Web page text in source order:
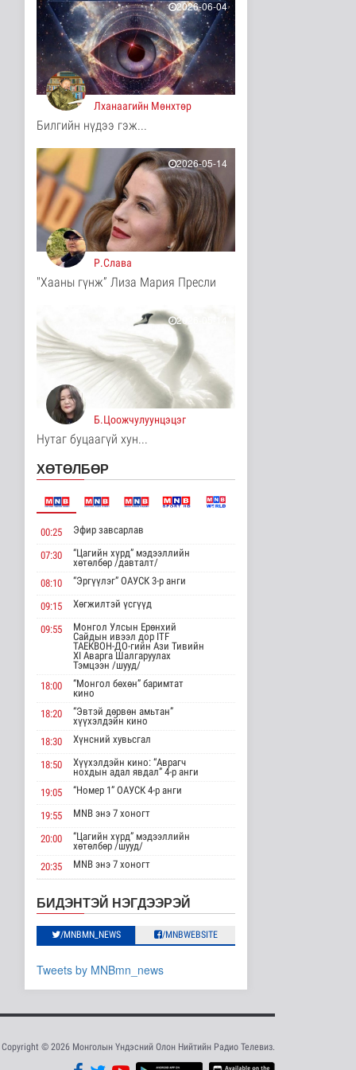
7 цаг 41 минутын өмнө
ЦАГ АГААР:
Улаанбаатарт шөнөдөө
17 хэм дулаан
Байгаль орчин
7 цаг 46 минутын өмнө
COP17-ын зочид,
250 орчим ж..
Нийгэм
8 цаг 6 минутын өмнө
Шатахууны нөөцийг
нэмэгдүүлэх,
доголдлыг арилгах..
Нийгэм
8 цаг 11 минутын өмнө
Төлөөлөгчдийн Хурлын
Ээлжит ..
Нийгэм
8 цаг 17 минутын өмнө
Үерийн аюулаас
сэрэмжтэй байхыг
анхааруулж байна
Байгаль орчин
9 цаг 32 минутын өмнө
Нийгэм
Үндэсний спортын
зуны VIII наадам
амжилттай зохи..
9 цаг 6 минутын өмнө
ОХУ-аас шатахууны
импорт тасралтгүй
хийгдэж байна
Нийгэм
9 цаг 14 минутын өмнө
АНУ импортлогчдод
ам.долларын
Дэлхийд
9 цаг 15 минутын өмнө
Шейх Хасина
ирэхээ зарлав
Дэлхийд
9 цаг 22 минутын өмнө
Монгол Улсын эмэгтэй
шигшээ баг Азийн
Cпорт
Хэт халууны улмаас
2026-06-04
Лханаагийн Мөнхтөр
Билгийн нүдээ гэж...
2026-05-14
Р.Слава
"Хааны гүнж” Лиза Мария Пресли
2026-05-14
Б.Цоожчулуунцэцэг
Нутаг буцаагүй хун...
ХӨТӨЛБӨР
00:25 Эфир завсарлав
07:30
“Цагийн хүрд” мэдээллийн
хөтөлбөр /давталт/
08:10
“Эргүүлэг” ОАУСК 3-р анги
09:15 Хөгжилтэй үсгүүд
09:55
Монгол Улсын Ерөнхий
Сайдын ивээл дор ITF
ТАЕКВОН-ДО-гийн Ази Тивийн
XI Аварга Шалгаруулах
Тэмцээн /шууд/
18:00
“Монгол бөхөн” баримтат
кино
18:20
“Эвтэй дөрвөн амьтан”
хүүхэлдэйн кино
18:30
Хүнсний хувьсгал
18:50
Хүүхэлдэйн кино: “Аврагч
нохдын адал явдал” 4-р анги
19:05
“Номер 1” ОАУСК 4-р анги
19:55 MNB энэ 7 хоногт
20:00
“Цагийн хүрд” мэдээллийн
хөтөлбөр /шууд/
20:35
MNB энэ 7 хоногт
Дорноговь аймгаас /шууд/
22:10
“Эргүүлэг” ОАУСК 4-р анги
23:25
“Гэрэлтэй цонх” үдшийн
хөтөлбөр
БИДЭНТЭЙ НЭГДЭЭРЭЙ
/MNBMN_NEWS /MNBWEBSITE
Tweets by MNBmn_news
Copyright © 2026 Монголын Үндэсний Олон Нийтийн Радио Телевиз.